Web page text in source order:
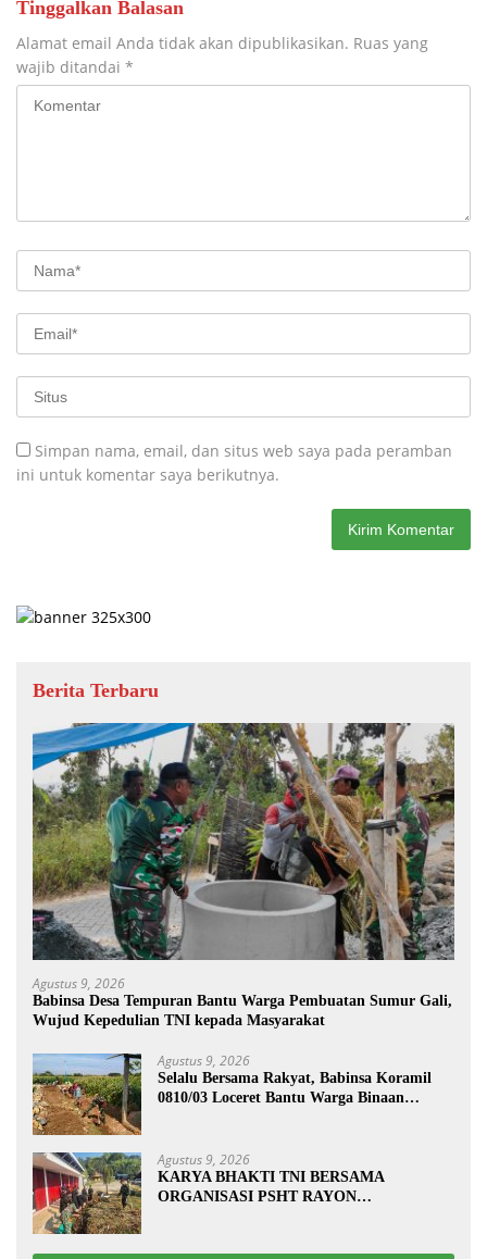
Tinggalkan Balasan
Alamat email Anda tidak akan dipublikasikan. Ruas yang
wajib ditandai *
Simpan nama, email, dan situs web saya pada peramban
ini untuk komentar saya berikutnya.
Berita Terbaru
Agustus 9, 2026
Babinsa Desa Tempuran Bantu Warga Pembuatan Sumur Gali,
Wujud Kepedulian TNI kepada Masyarakat
Agustus 9, 2026
Selalu Bersama Rakyat, Babinsa Koramil
0810/03 Loceret Bantu Warga Binaan
Agustus 9, 2026
KARYA BHAKTI TNI BERSAMA
ORGANISASI PSHT RAYON
KEMANUNGGALAN TNI-RAKYAT